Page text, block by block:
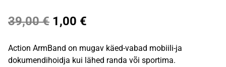
39,00€ Algne
oli:
1,00 €
on:
Action ArmBand on mugav käed-vabad mobiili-ja
dokumendihoidja kui lähed randa või sportima.